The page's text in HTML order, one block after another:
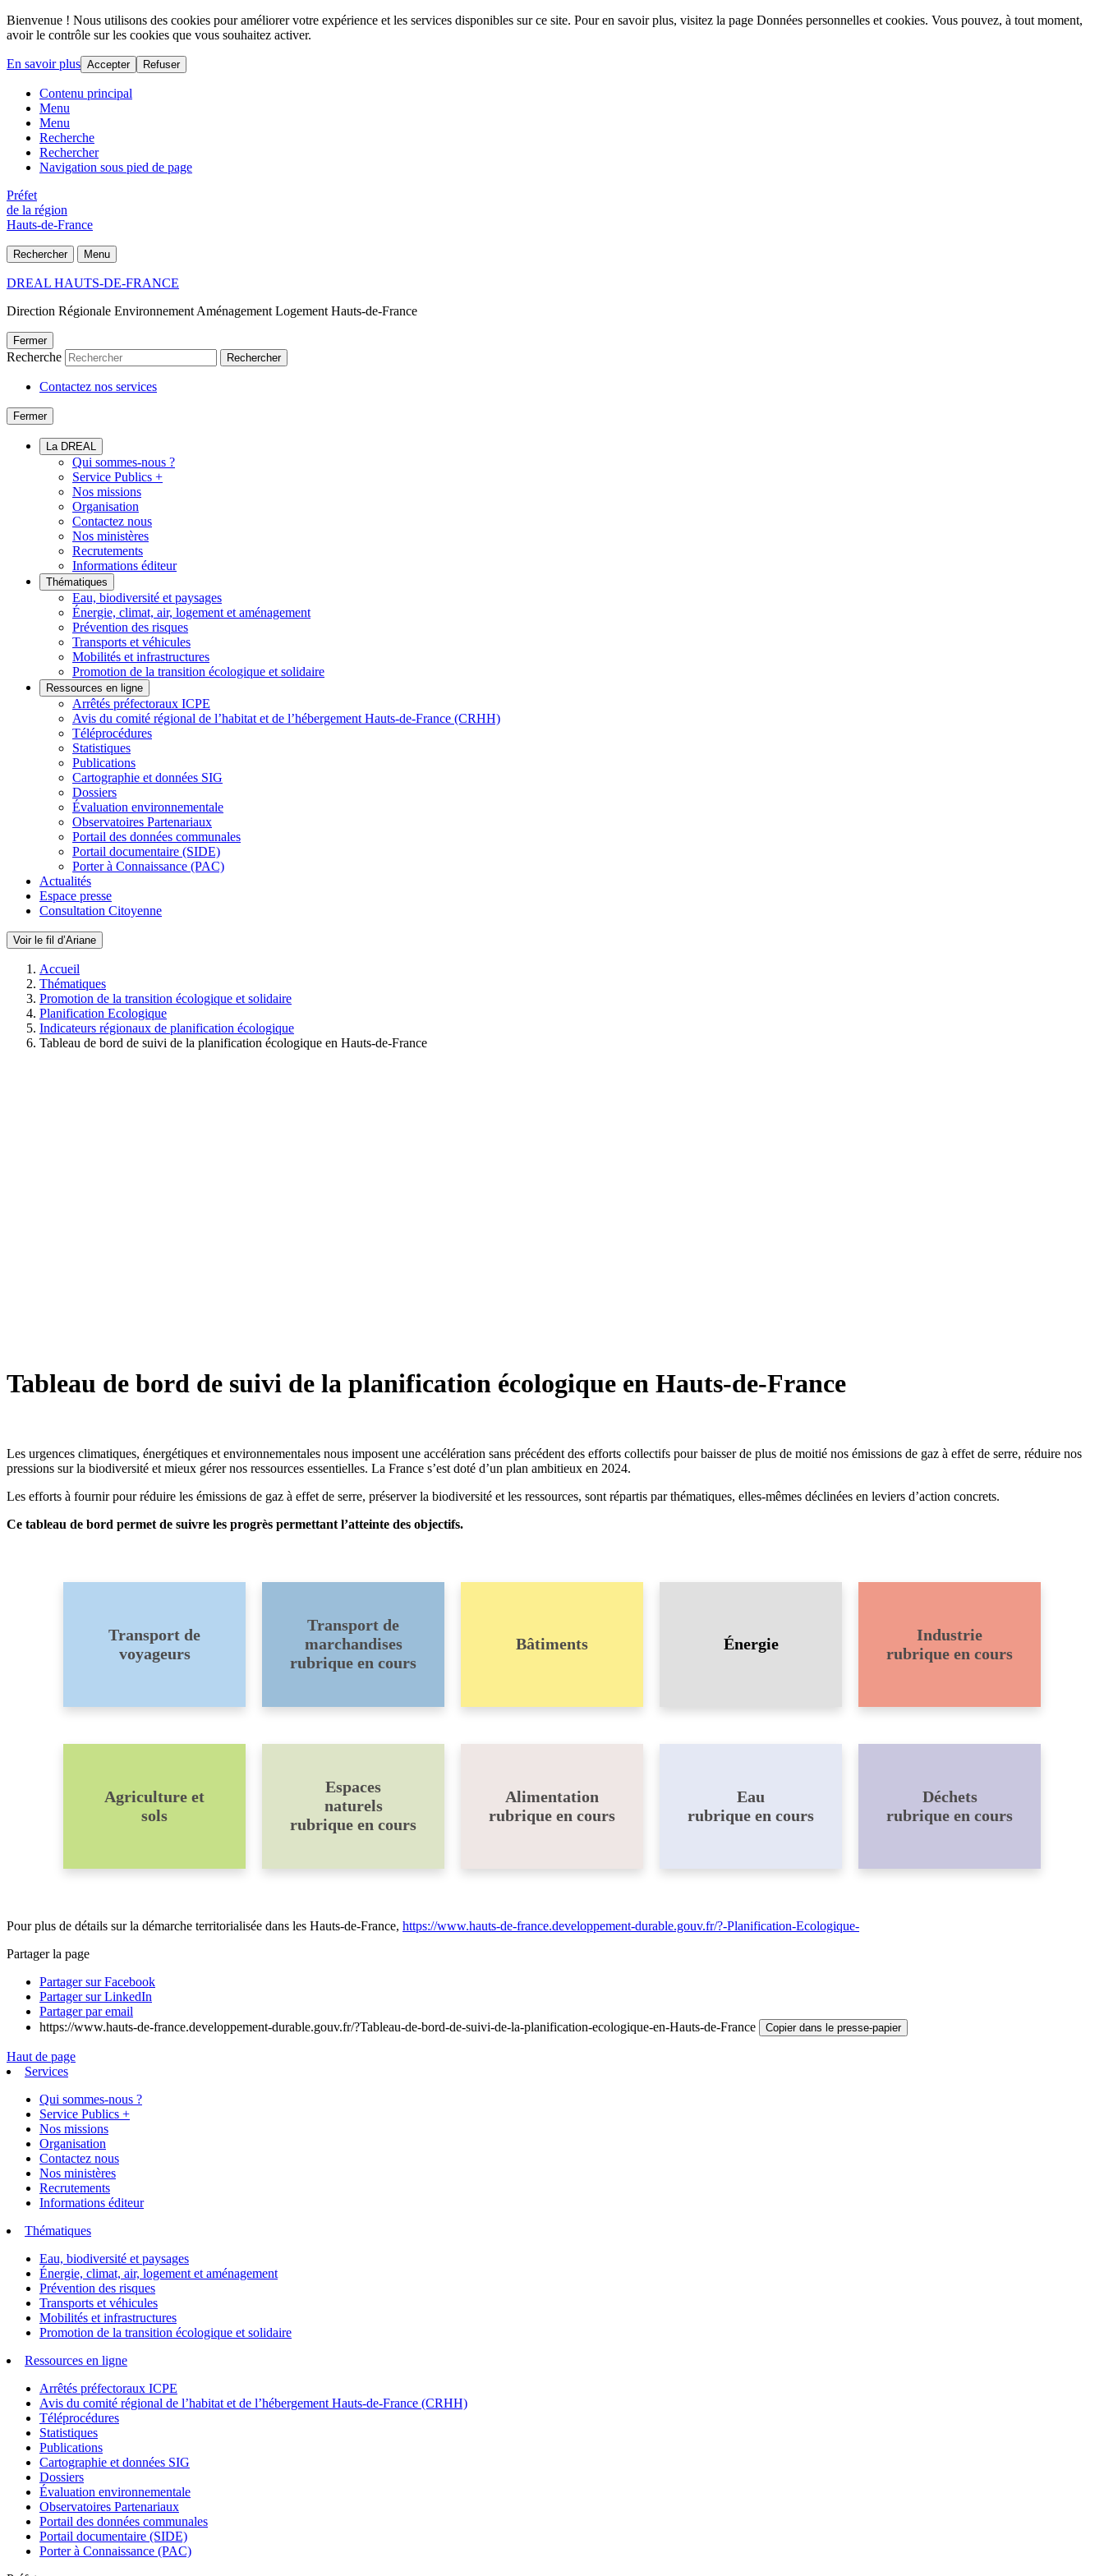
Bienvenue ! Nous utilisons des cookies pour améliorer votre expérience et les services disponibles sur ce site. Pour en savoir plus, visitez la page Données personnelles et cookies. Vous pouvez, à tout moment,
avoir le contrôle sur les cookies que vous souhaitez activer.
En savoir plus Accepter Refuser
Contenu principal
Menu
Menu
Recherche
Rechercher
Navigation sous pied de page
Préfet
de la région
Hauts-de-France
Rechercher Menu
DREAL HAUTS-DE-FRANCE
Direction Régionale Environnement Aménagement Logement Hauts-de-France
Fermer
Recherche Rechercher
Contactez nos services
Fermer
La DREAL
Qui sommes-nous ?
Service Publics +
Nos missions
Organisation
Contactez nous
Nos ministères
Recrutements
Informations éditeur
Thématiques
Eau, biodiversité et paysages
Énergie, climat, air, logement et aménagement
Prévention des risques
Transports et véhicules
Mobilités et infrastructures
Promotion de la transition écologique et solidaire
Ressources en ligne
Arrêtés préfectoraux ICPE
Avis du comité régional de l’habitat et de l’hébergement Hauts-de-France (CRHH)
Téléprocédures
Statistiques
Publications
Cartographie et données SIG
Dossiers
Évaluation environnementale
Observatoires Partenariaux
Portail des données communales
Portail documentaire (SIDE)
Porter à Connaissance (PAC)
Actualités
Espace presse
Consultation Citoyenne
Voir le fil d’Ariane
Accueil
Thématiques
Promotion de la transition écologique et solidaire
Planification Ecologique
Indicateurs régionaux de planification écologique
Tableau de bord de suivi de la planification écologique en Hauts-de-France
Tableau de bord de suivi de la planification écologique en Hauts-de-France
Les urgences climatiques, énergétiques et environnementales nous imposent une accélération sans précédent des efforts collectifs pour baisser de plus de moitié nos émissions de gaz à effet de serre, réduire nos
pressions sur la biodiversité et mieux gérer nos ressources essentielles. La France s’est doté d’un plan ambitieux en 2024.
Les efforts à fournir pour réduire les émissions de gaz à effet de serre, préserver la biodiversité et les ressources, sont répartis par thématiques, elles-mêmes déclinées en leviers d’action concrets.
Ce tableau de bord permet de suivre les progrès permettant l’atteinte des objectifs.
Transport de
voyageurs
Transport de
marchandises
rubrique en cours
Bâtiments Énergie
Industrie
rubrique en cours
Agriculture et
sols
Espaces
naturels
rubrique en cours
Alimentation
rubrique en cours
Eau
rubrique en cours
Déchets
rubrique en cours
Pour plus de détails sur la démarche territorialisée dans les Hauts-de-France, https://www.hauts-de-france.developpement-durable.gouv.fr/?-Planification-Ecologique-
Partager la page
Partager sur Facebook
Partager sur LinkedIn
Partager par email
https://www.hauts-de-france.developpement-durable.gouv.fr/?Tableau-de-bord-de-suivi-de-la-planification-ecologique-en-Hauts-de-France
Copier dans le presse-papier
Haut de page
Services
Qui sommes-nous ?
Service Publics +
Nos missions
Organisation
Contactez nous
Nos ministères
Recrutements
Informations éditeur
Thématiques
Eau, biodiversité et paysages
Énergie, climat, air, logement et aménagement
Prévention des risques
Transports et véhicules
Mobilités et infrastructures
Promotion de la transition écologique et solidaire
Ressources en ligne
Arrêtés préfectoraux ICPE
Avis du comité régional de l’habitat et de l’hébergement Hauts-de-France (CRHH)
Téléprocédures
Statistiques
Publications
Cartographie et données SIG
Dossiers
Évaluation environnementale
Observatoires Partenariaux
Portail des données communales
Portail documentaire (SIDE)
Porter à Connaissance (PAC)